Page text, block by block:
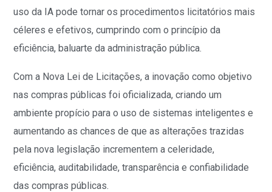
uso da IA pode tornar os procedimentos licitatórios mais
céleres e efetivos, cumprindo com o princípio da
eficiência, baluarte da administração pública.
Com a Nova Lei de Licitações, a inovação como objetivo
nas compras públicas foi oficializada, criando um
ambiente propício para o uso de sistemas inteligentes e
aumentando as chances de que as alterações trazidas
pela nova legislação incrementem a celeridade,
eficiência, auditabilidade, transparência e confiabilidade
das compras públicas.